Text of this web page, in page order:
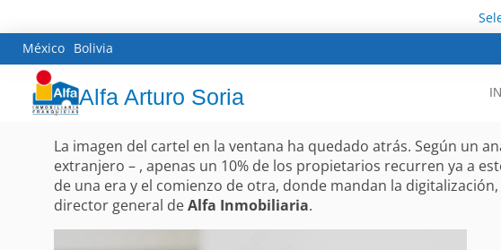
México Bolivia
Alfa Arturo Soria
La imagen del cartel en la ventana ha quedado atrás. Según un
extranjero – , apenas un 10% de los propietarios recurren ya a
de una era y el comienzo de otra, donde mandan la
director general deAlfa Inmobiliaria.